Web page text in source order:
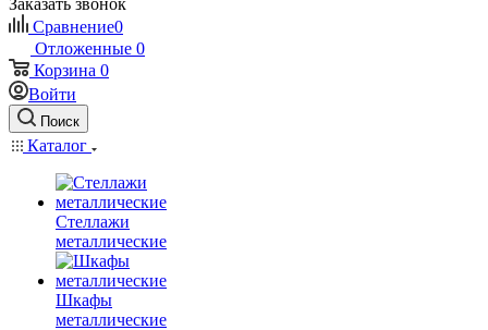
Заказать звонок
Сравнение0
Отложенные 0
Корзина 0
Войти
Поиск
Каталог
Стеллажи
металлические
Шкафы
металлические